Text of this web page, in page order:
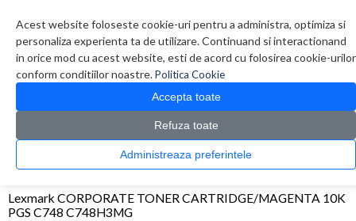
Acest website foloseste cookie-uri pentru a administra, optimiza si
personaliza experienta ta de utilizare. Continuand si interactionand
in orice mod cu acest website, esti de acord cu folosirea cookie-urilor
conform conditiilor noastre.Politica Cookie
Accepta toate
Refuza toate
Administreaza preferintele
0 produs(e)
CATALOG PRODUSE
Consumabile originale > Toner > Lexmark CORPORATE TONER
Lexmark CORPORATE TONER CARTRIDGE/MAGENTA 10K
PGS C748 C748H3MG